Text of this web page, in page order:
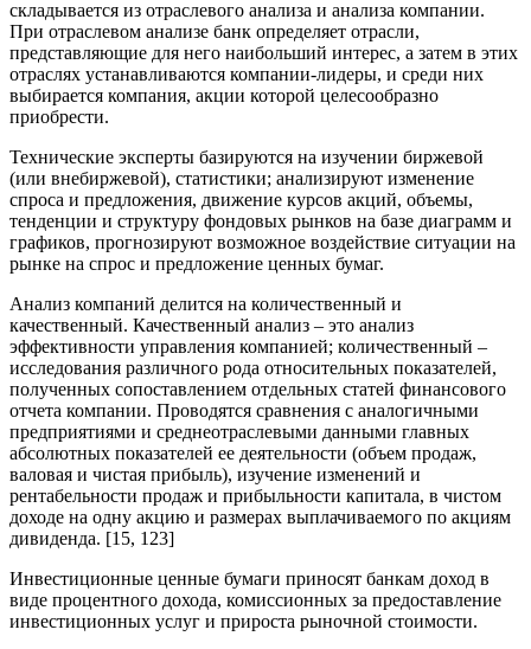
складывается из отраслевого анализа и анализа компании.
При отраслевом анализе банк определяет отрасли,
представляющие для него наибольший интерес, а затем в этих
отраслях устанавливаются компании-лидеры, и среди них
выбирается компания, акции которой целесообразно
приобрести.
Технические эксперты базируются на изучении биржевой
(или внебиржевой), статистики; анализируют изменение
спроса и предложения, движение курсов акций, объемы,
тенденции и структуру фондовых рынков на базе диаграмм и
графиков, прогнозируют возможное воздействие ситуации на
рынке на спрос и предложение ценных бумаг.
Анализ компаний делится на количественный и
качественный. Качественный анализ – это анализ
эффективности управления компанией; количественный –
исследования различного рода относительных показателей,
полученных сопоставлением отдельных статей финансового
отчета компании. Проводятся сравнения с аналогичными
предприятиями и среднеотраслевыми данными главных
абсолютных показателей ее деятельности (объем продаж,
валовая и чистая прибыль), изучение изменений и
рентабельности продаж и прибыльности капитала, в чистом
доходе на одну акцию и размерах выплачиваемого по акциям
дивиденда. [15, 123]
Инвестиционные ценные бумаги приносят банкам доход в
виде процентного дохода, комиссионных за предоставление
инвестиционных услуг и прироста рыночной стоимости.